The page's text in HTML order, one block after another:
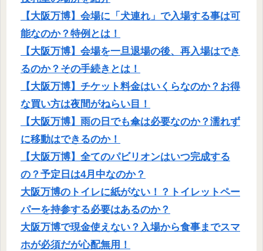
【大阪万博】会場に「犬連れ」で入場する事は可
能なのか？特例とは！
【大阪万博】会場を一旦退場の後、再入場はでき
るのか？その手続きとは！
【大阪万博】チケット料金はいくらなのか？お得
な買い方は夜間がねらい目！
【大阪万博】雨の日でも傘は必要なのか？濡れず
に移動はできるのか！
【大阪万博】全てのパビリオンはいつ完成する
の？予定日は4月中なのか？
大阪万博のトイレに紙がない！？トイレットペー
パーを持参する必要はあるのか？
大阪万博で現金使えない？入場から食事までスマ
ホが必須だが心配無用！